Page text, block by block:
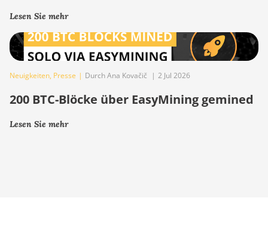
Lesen Sie mehr
Neuigkeiten, Presse | Durch Ana Kovačič | 2 Jul 2026
200 BTC-Blöcke über EasyMining gemined
Lesen Sie mehr